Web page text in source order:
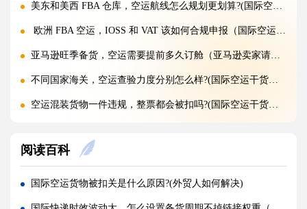
美东和美西 FBA 仓库，空运航线怎么规划更划算?(国际空运干货知识分享)
欧洲 FBA 空运，IOSS 和 VAT 该如何合规申报（国际空运干货知识分享）
亚马逊旺季备货，空运需要提前多久订舱（亚马逊卖家请注意）
不同国家海关，空运查验力度分别怎么样?(国际空运干货知识分享)
空运混装货物一件违规，整票都会被扣吗?(国际空运干货知识分享)
空运品名申报错误，会面临哪些罚款与处罚?(国际空运干货知识分享)
国际空运货物被扣，最快多久可以清关放行?(国际空运干货知识分享)
国际空运计费重与实际重、体积重怎么换算（国际空运干货知识分享）
阅读百科
国际空运货物被扣关是什么原因?(外贸人如何解决)